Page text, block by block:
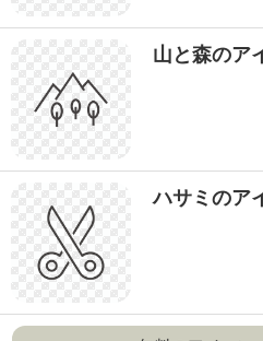
山と森のア
ハサミのア